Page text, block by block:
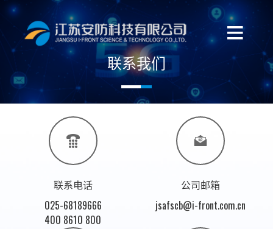
联系我们
联系电话
025-68189666
400 8610 800
公司邮箱
jsafscb@i-front.com.cn